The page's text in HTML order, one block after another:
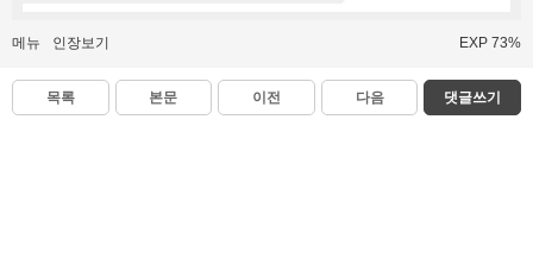
메뉴 인장보기 EXP 73%
목록 본문 이전 다음 댓글쓰기